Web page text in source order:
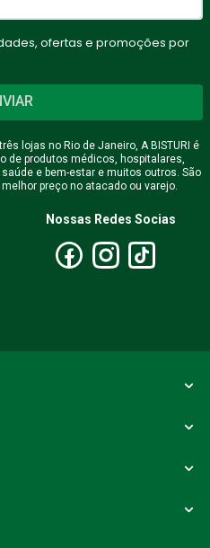
ofertas e promoções por
lojas no Rio de Janeiro, A BISTURI é
de produtos médicos, hospitalares,
e bem-estar e muitos outros. São
preço no atacado ou varejo.
Nossas Redes Socias